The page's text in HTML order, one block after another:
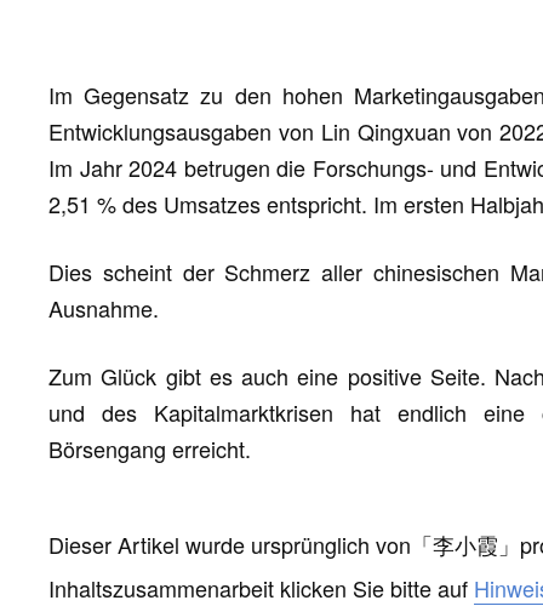
Im Gegensatz zu den hohen
Entwicklungsausgaben von Lin Qingxuan von
Im Jahr 2024 betrugen die Forschungs- und
2,51 % des Umsatzes entspricht. Im ersten
Dies scheint der Schmerz aller chinesischen
Ausnahme.
Zum Glück gibt es auch eine positive Seite.
und des Kapitalmarktkrisen hat endlich eine
Börsengang erreicht.
Dieser Artikel wurde ursprünglich von 「李小霞 」
Inhaltszusammenarbeit klicken Sie bitte auf